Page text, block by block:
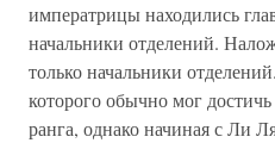
императрицы находились
начальники отделений.
только начальники
которого обычно мог
ранга, однако начиная с Ли